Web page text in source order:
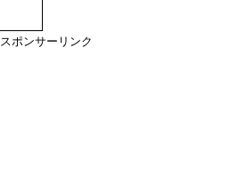
スポンサーリンク